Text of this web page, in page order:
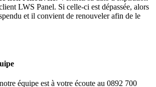
LWS Panel. Si celle-ci est dépassée, alors
et il convient de renouveler afin de le
équipe est à votre écoute au 0892 700